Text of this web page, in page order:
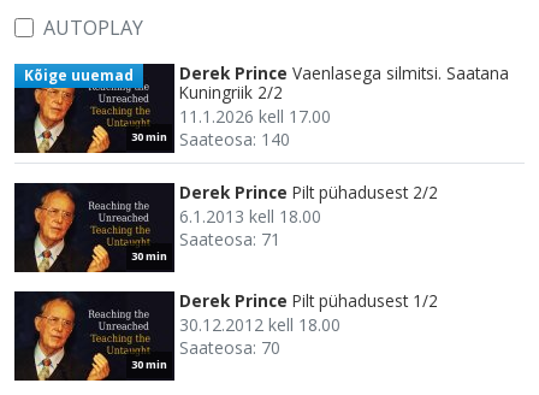
AUTOPLAY
30 min
Kõige uuemad Derek Prince Vaenlasega silmitsi. Saatana
Kuningriik 2/2
11.1.2026 kell 17.00
Saateosa: 140
30 min
Derek Prince Pilt pühadusest 2/2
6.1.2013 kell 18.00
Saateosa: 71
30 min
Derek Prince Pilt pühadusest 1/2
30.12.2012 kell 18.00
Saateosa: 70